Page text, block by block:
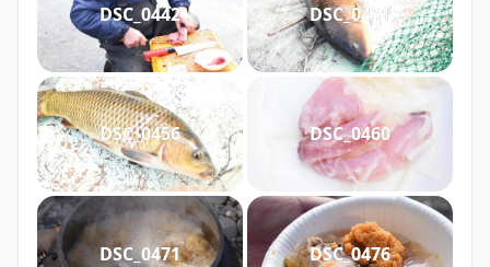
DSC_0442 DSC_0451
DSC_0456 DSC_0460
DSC_0471 DSC_0476